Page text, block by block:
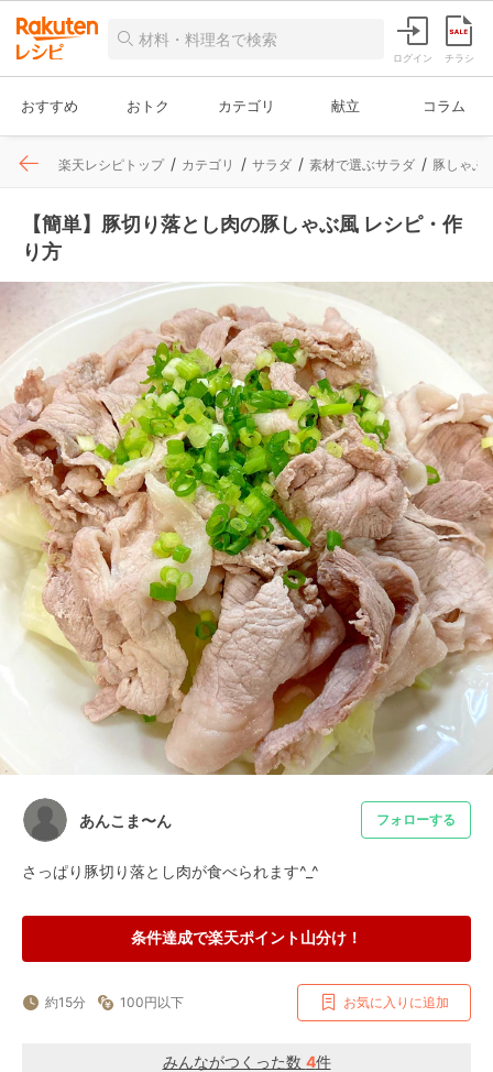
ログイン チラシ
おすすめ おトク カテゴリ 献立 コラム
楽天レシピトップ カテゴリ サラダ 素材で選ぶサラダ 豚しゃぶ
【簡単】豚切り落とし肉の豚しゃぶ風 レシピ・作
り方
あんこま〜ん フォローする
さっぱり豚切り落とし肉が食べられます^_^
条件達成で楽天ポイント山分け！
約15分 100円以下 お気に入りに追加
みんながつくった数 4件